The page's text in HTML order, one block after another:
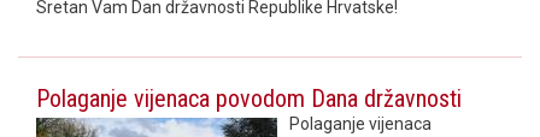
Sretan Vam Dan državnosti Republike Hrvatske!
Polaganje vijenaca povodom Dana državnosti
Polaganje vijenaca